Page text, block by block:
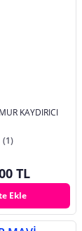
KAYDIRICI
(1)
TL
Ekle